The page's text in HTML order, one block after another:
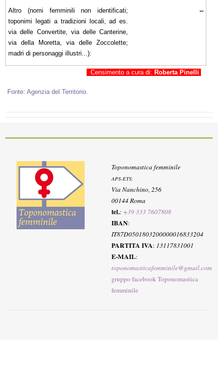
Altro (nomi femminili non identificati;
toponimi legati a tradizioni locali, ad es.
via delle Convertite, via delle Canterine,
via della Moretta, via delle Zoccolette;
madri di personaggi illustri...):
--
Censimento a cura di: Roberta Pinelli
Fonte: Agenzia del Territorio.
Toponomastica femminile
APS-ETS:
Via Nanchino, 256
00144 Roma
tel.:+39 333 7607808
IBAN:
IT87D0501803200000016833204
PARTITA IVA: 13117831001
E-MAIL:
toponomasticafemminile@gmail.com
gruppo facebook Toponomastica
femminile